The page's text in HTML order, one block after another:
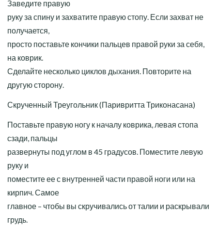
Заведите правую
руку за спину и захватите правую стопу. Если захват не
получается,
просто поставьте кончики пальцев правой руки за себя,
на коврик.
Сделайте несколько циклов дыхания. Повторите на
другую сторону.
Скрученный Треугольник (Паривритта Триконасана)
Поставьте правую ногу к началу коврика, левая стопа
сзади, пальцы
развернуты под углом в 45 градусов. Поместите левую
руку и
поместите ее с внутренней части правой ноги или на
кирпич. Самое
главное – чтобы вы скручивались от талии и раскрывали
грудь.